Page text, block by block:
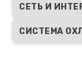
СЕТЬ И
СИСТЕМА